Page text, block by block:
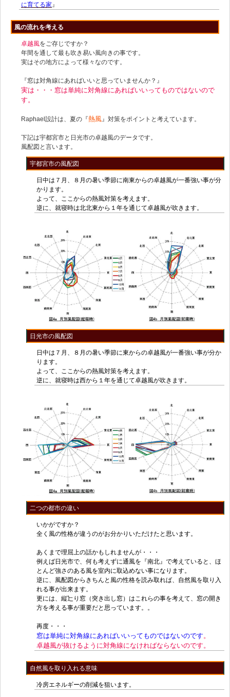
に育てる家』
風の流れを考える
卓越風をご存じですか？
年間を通して最も吹き易い風向きの事です。
実はその地方によって様々なのです。
『窓は対角線にあればいいと思っていませんか？』
実は・・・窓は単純に対角線にあればいいってものではないので
す。
Raphael設計は、夏の『熱風』対策をポイントと考えています。
下記は宇都宮市と日光市の卓越風のデータです。
風配図と言います。
宇都宮市の風配図
日中は７月、８月の暑い季節に南東からの卓越風が一番強い事が分
かります。
よって、ここからの熱風対策を考えます。
逆に、就寝時は北北東から１年を通じて卓越風が吹きます。
日光市の風配図
日中は７月、８月の暑い季節に東からの卓越風が一番強い事が分か
ります。
よって、ここからの熱風対策を考えます。
逆に、就寝時は西から１年を通じて卓越風が吹きます。
二つの都市の違い
いかがですか？
全く風の性格が違うのがお分かりいただけたと思います。
あくまで理屈上の話かもしれませんが・・・
例えば日光市で、何も考えずに通風を『南北』で考えていると、ほ
とんど強さのある風を室内に取込めない事になります。
逆に、風配図からきちんと風の性格を読み取れば、自然風を取り入
れる事が出来ます。
更には、縦辷り窓（突き出し窓）はこれらの事を考えて、窓の開き
方を考える事が重要だと思っています。。
再度・・・
窓は単純に対角線にあればいいってものではないのです 。
卓越風が抜けるように対角線になければならないのです。
自然風を取り入れる意味
冷房エネルギーの削減を狙います。